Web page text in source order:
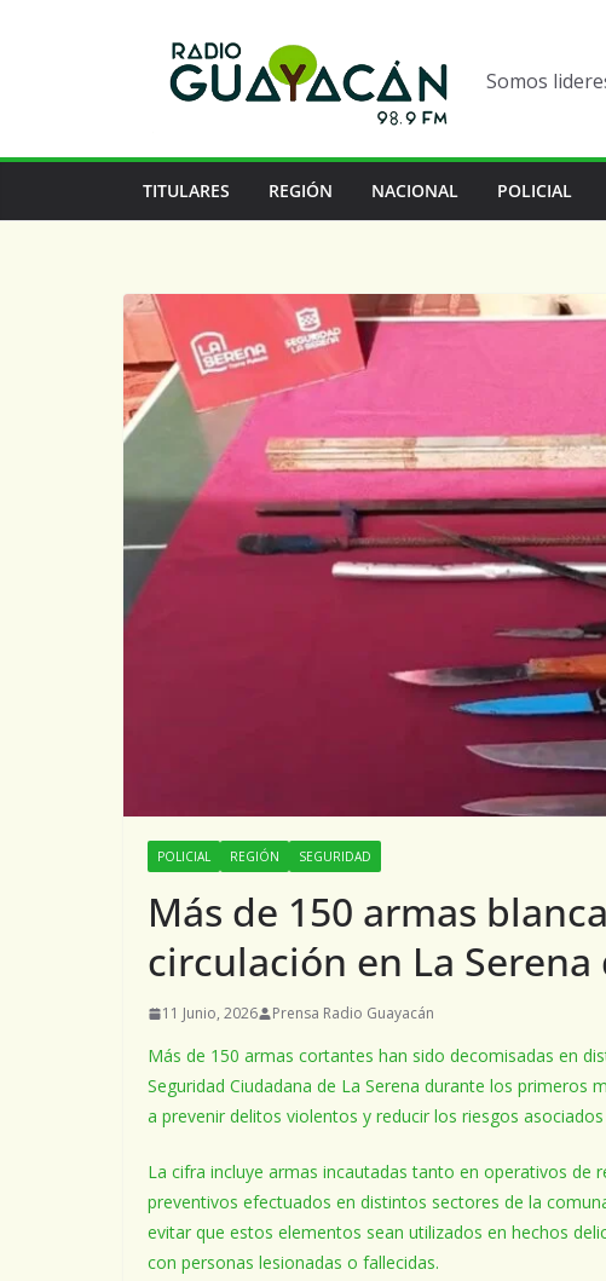
Somos
TITULARES REGIÓN NACIONAL POLICIAL
POLICIAL REGIÓN SEGURIDAD
Más de 150 armas
circulación en La
11 Junio, 2026 Prensa Radio Guayacán
Más de 150 armas cortantes han sido decomisadas en
Seguridad Ciudadana de La Serena durante los
a prevenir delitos violentos y reducir los riesgos
La cifra incluye armas incautadas tanto en operativos
preventivos efectuados en distintos sectores de la
evitar que estos elementos sean utilizados en hechos
con personas lesionadas o fallecidas.